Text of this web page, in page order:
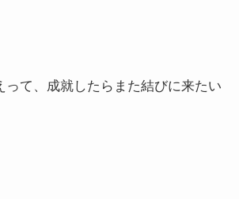
って、成就したらまた結びに来たい